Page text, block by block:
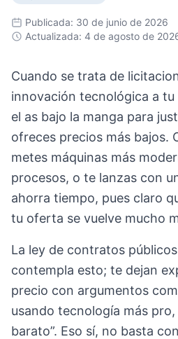
Publicada: 30 de junio de 2026
Actualizada: 4 de agosto de
Cuando se trata de
innovación tecnológica a
el as bajo la manga para
ofreces precios más bajos.
metes máquinas más
procesos, o te lanzas con
ahorra tiempo, pues claro
tu oferta se vuelve mucho
La ley de contratos
contempla esto; te dejan
precio con argumentos
usando tecnología más
barato”. Eso sí, no basta